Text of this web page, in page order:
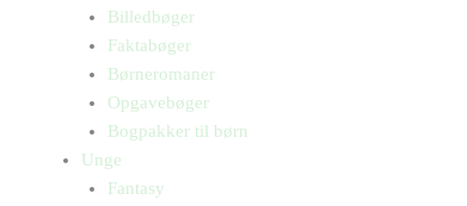
Billedbøger
Faktabøger
Børneromaner
Opgavebøger
Bogpakker til børn
Unge
Fantasy